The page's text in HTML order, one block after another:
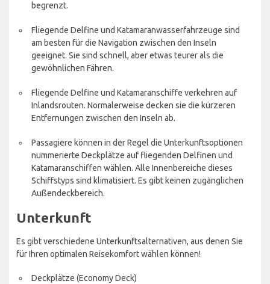
begrenzt.
Fliegende Delfine und Katamaranwasserfahrzeuge sind
am besten für die Navigation zwischen den Inseln
geeignet. Sie sind schnell, aber etwas teurer als die
gewöhnlichen Fähren.
Fliegende Delfine und Katamaranschiffe verkehren auf
Inlandsrouten. Normalerweise decken sie die kürzeren
Entfernungen zwischen den Inseln ab.
Passagiere können in der Regel die Unterkunftsoptionen
nummerierte Deckplätze auf fliegenden Delfinen und
Katamaranschiffen wählen. Alle Innenbereiche dieses
Schiffstyps sind klimatisiert. Es gibt keinen zugänglichen
Außendeckbereich.
Unterkunft
Es gibt verschiedene Unterkunftsalternativen, aus denen Sie
für Ihren optimalen Reisekomfort wählen können!
Deckplätze (Economy Deck)